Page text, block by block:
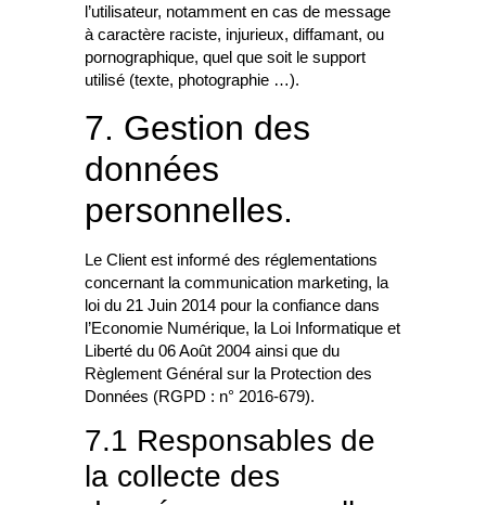
l’utilisateur, notamment en cas de message
à caractère raciste, injurieux, diffamant, ou
pornographique, quel que soit le support
utilisé (texte, photographie …).
7. Gestion des
données
personnelles.
Le Client est informé des réglementations
concernant la communication marketing, la
loi du 21 Juin 2014 pour la confiance dans
l’Economie Numérique, la Loi Informatique et
Liberté du 06 Août 2004 ainsi que du
Règlement Général sur la Protection des
Données (RGPD : n° 2016-679).
7.1 Responsables de
la collecte des